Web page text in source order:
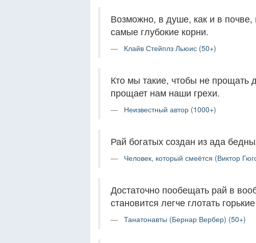
Возможно, в душе, как и в
самые глубокие корни.
Клайв Стейплз Льюис (50+)
Кто мы такие, чтобы не прощать
прощает нам наши грехи.
Неизвестный автор (1000+)
Рай богатых создан из ада
Человек, который смеётся (Виктор
Достаточно пообещать рай в
становится легче глотать
Танатонавты (Бернар Вербер) (50+)